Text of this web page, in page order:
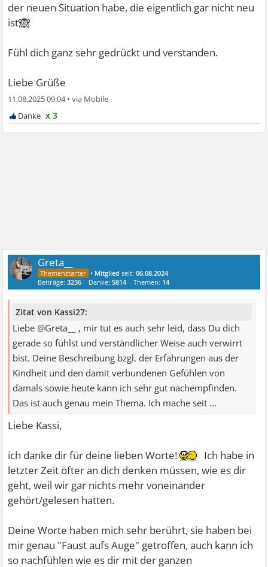
der neuen Situation habe, die eigentlich gar nicht neu
ist🙈
Fühl dich ganz sehr gedrückt und verstanden.
Liebe Grüße
11.08.2025 09:04•
x 3
Greta__
• Mitglied seit:06.08.2024
Beiträge:3236 Danke:5814 Themen: 14
Zitat von Kassi27:
Liebe @Greta__ , mir tut es auch sehr leid, dass Du dich
gerade so fühlst und verständlicher Weise auch verwirrt
bist. Deine Beschreibung bzgl. der Erfahrungen aus der
Kindheit und den damit verbundenen Gefühlen von
damals sowie heute kann ich sehr gut nachempfinden.
Das ist auch genau mein Thema. Ich mache seit ...
Liebe Kassi,
ich danke dir für deine lieben Worte!
Ich habe in
letzter Zeit öfter an dich denken müssen, wie es dir
geht, weil wir gar nichts mehr voneinander
gehört/gelesen hatten.
Deine Worte haben mich sehr berührt, sie haben bei
mir genau "Faust aufs Auge" getroffen, auch kann ich
so nachfühlen wie es dir mit der ganzen